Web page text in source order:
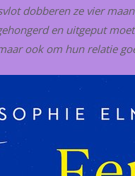
dobberen ze vier
en uitgeput
ook om hun relatie